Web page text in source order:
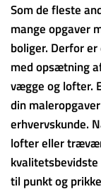
Som de fleste
mange opgaver
boliger. Derfor
med opsætning
vægge og lofter.
din
erhvervskunde.
lofter eller
til punkt og